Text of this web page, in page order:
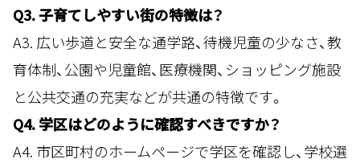
Q3. 子育てしやすい街の特徴は？
A3. 広い歩道と安全な通学路、待機児童の少なさ、教
育体制、公園や児童館、医療機関、ショッピング施設
と公共交通の充実などが共通の特徴です。
Q4. 学区はどのように確認すべきですか？
A4. 市区町村のホームページで学区を確認し、学校選